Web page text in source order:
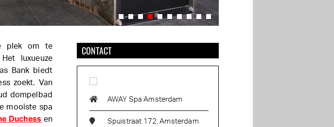
plek om te
luxueuze
Bank biedt
zoekt. Van
dompelbad
mooiste spa
Duchess en
CONTACT
AWAY Spa Amsterdam
Spuistraat 172, Amsterdam